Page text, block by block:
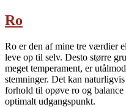
Ro
Ro er den af mine tre værdier
leve op til selv. Desto større
meget temperament, er
stemninger. Det kan
forhold til opøve ro og
optimalt udgangspunkt.